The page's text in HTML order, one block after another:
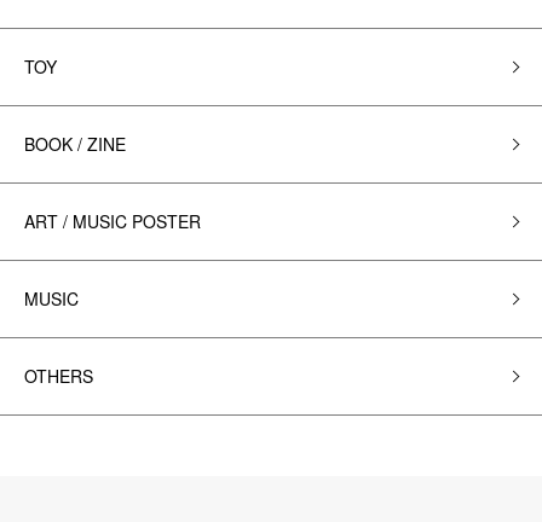
TOY
BOOK / ZINE
ART / MUSIC POSTER
MUSIC
OTHERS